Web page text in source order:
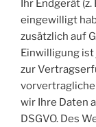
Ihr Endgerät
eingewilligt
zusätzlich auf
Einwilligung
zur
wir Ihre Daten
DSGVO. Des